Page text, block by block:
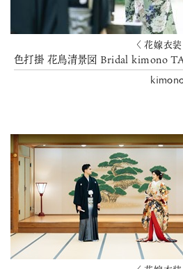
〈 花嫁衣